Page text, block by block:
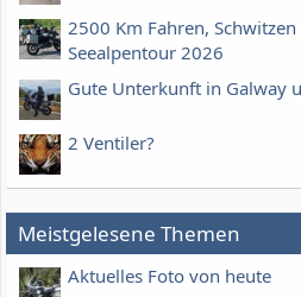
2500 Km Fahren,
Seealpentour 2026
Gute Unterkunft in Galway
2 Ventiler?
Meistgelesene Themen
Aktuelles Foto von heute